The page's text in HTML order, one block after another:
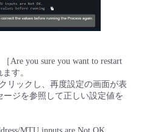
Are you sure you want to restart
す。
クリックし、再度設定の画面が表
ジを参照して正しい設定値を